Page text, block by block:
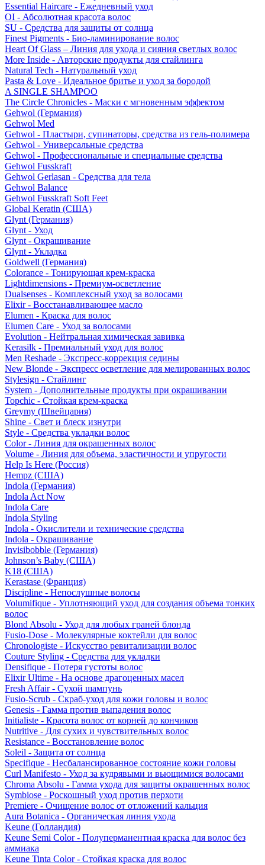
Essential Haircare - Eжедневный уход
OI - Абсолютная красота волос
SU - Средства для защиты от солнца
Finest Pigments - Био-ламинирование волос
Heart Of Glass – Линия для ухода и сияния светлых волос
More Inside - Авторские продукты для стайлинга
Natural Tech - Натуральный уход
Pasta & Love - Идеальное бритье и уход за бородой
A SINGLE SHAMPOO
The Circle Chronicles - Маски с мгновенным эффектом
Gehwol (Германия)
Gehwol Med
Gehwol - Пластыри, супинаторы, средства из гель-полимера
Gehwol - Универсальные средства
Gehwol - Профессиональные и специальные средства
Gehwol Fusskraft
Gehwol Gerlasan - Средства для тела
Gehwol Balance
Gehwol Fusskraft Soft Feet
Global Keratin (США)
Glynt (Германия)
Glynt - Уход
Glynt - Окрашивание
Glynt - Укладка
Goldwell (Германия)
Colorance - Тонирующая крем-краска
Lightdimensions - Премиум-осветление
Dualsenses - Комплексный уход за волосами
Elixir - Восстанавливающее масло
Elumen - Краска для волос
Elumen Care - Уход за волосами
Evolution - Нейтральная химическая завивка
Kerasilk - Премиальный уход для волос
Men Reshade - Экспресс-коррекция седины
New Blonde - Экспресс осветление для мелированных волос
Stylesign - Стайлинг
System - Дополнительные продукты при окрашивании
Topchic - Стойкая крем-краска
Greymy (Швейцария)
Shine - Свет и блеск изнутри
Style - Средства укладки волос
Color - Линия для окрашенных волос
Volume - Линия для объема, эластичности и упругости
Help Is Here (Россия)
Hempz (США)
Indola (Германия)
Indola Act Now
Indola Care
Indola Styling
Indola - Окислители и технические средства
Indola - Окрашивание
Invisibobble (Германия)
Johnson’s Baby (США)
K18 (США)
Kerastase (Франция)
Discipline - Непослушные волосы
Volumifique - Уплотняющий уход для создания объема тонких
волос
Blond Absolu - Уход для любых граней блонда
Fusio-Dose - Молекулярные коктейли для волос
Chronologiste - Искусство ревитализации волос
Couture Styling - Средства для укладки
Densifique - Потеря густоты волос
Elixir Ultime - На основе драгоценных масел
Fresh Affair - Сухой шампунь
Fusio-Scrub - Скраб-уход для кожи головы и волос
Genesis - Гамма против выпадения волос
Initialiste - Красота волос от корней до кончиков
Nutritive - Для сухих и чувствительных волос
Resistance - Восстановление волос
Soleil - Защита от солнца
Specifique - Несбалансированное состояние кожи головы
Curl Manifesto - Уход за кудрявыми и вьющимися волосами
Chroma Absolu - Гамма ухода для защиты окрашенных волос
Symbiose - Роскошный уход против перхоти
Premiere - Очищение волос от отложений кальция
Aura Botanica - Органическая линия ухода
Keune (Голландия)
Keune Semi Color - Полуперманентная краска для волос без
аммиака
Keune Tinta Color - Стойкая краска для волос